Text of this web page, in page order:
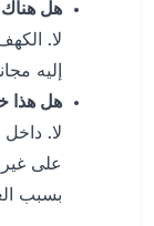
هل
لا.
إليه
هل هذا
لا.
على غير
بسبب